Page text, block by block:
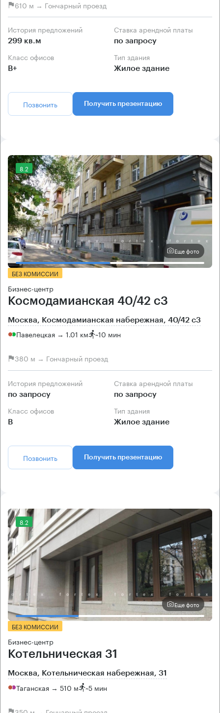
610 м → Гончарный проезд
История предложений
299 кв.м
Ставка арендной платы
по запросу
Класс офисов
B+
Тип здания
Жилое здание
Позвонить Получить презентацию
8.2
Еще фото
БЕЗ КОМИССИИ
Бизнес-центр
Космодамианская 40/42 с3
Москва, Космодамианская набережная, 40/42 с3
Павелецкая → 1.01 км ~10 мин
380 м → Гончарный проезд
История предложений
по запросу
Ставка арендной платы
по запросу
Класс офисов
B
Тип здания
Жилое здание
Позвонить Получить презентацию
8.2
Еще фото
БЕЗ КОМИССИИ
Бизнес-центр
Котельническая 31
Москва, Котельническая набережная, 31
Таганская → 510 м ~5 мин